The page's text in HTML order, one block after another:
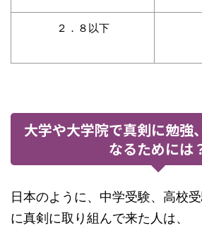
２．８以下
大学や大学院で真剣に勉強
なるためには
日本のように、中学受験、高校
に真剣に取り組んで来た人は、